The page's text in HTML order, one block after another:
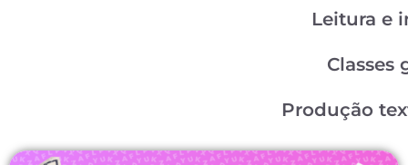
Leitura e
Classes
Produção